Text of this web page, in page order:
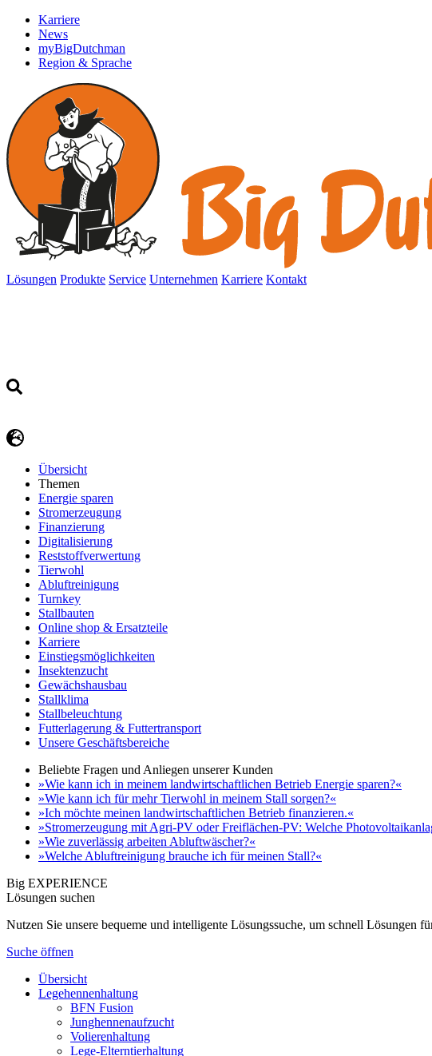
Karriere
News
myBigDutchman
Region & Sprache
Lösungen Produkte Service Unternehmen Karriere Kontakt
Übersicht
Themen
Energie sparen
Stromerzeugung
Finanzierung
Digitalisierung
Reststoffverwertung
Tierwohl
Abluftreinigung
Turnkey
Stallbauten
Online shop & Ersatzteile
Karriere
Einstiegsmöglichkeiten
Insektenzucht
Gewächshausbau
Stallklima
Stallbeleuchtung
Futterlagerung & Futtertransport
Unsere Geschäftsbereiche
Beliebte Fragen und Anliegen unserer Kunden
»Wie kann ich in meinem landwirtschaftlichen Betrieb Energie sparen?«
»Wie kann ich für mehr Tierwohl in meinem Stall sorgen?«
»Ich möchte meinen landwirtschaftlichen Betrieb finanzieren.«
»Stromerzeugung mit Agri-PV oder Freiflächen-PV: Welche
»Wie zuverlässig arbeiten Abluftwäscher?«
»Welche Abluftreinigung brauche ich für meinen Stall?«
Big EXPERIENCE
Lösungen suchen
Nutzen Sie unsere bequeme und intelligente Lösungssuche, um schnell
Suche öffnen
Übersicht
Legehennenhaltung
BFN Fusion
Junghennenaufzucht
Volierenhaltung
Lege-Elterntierhaltung